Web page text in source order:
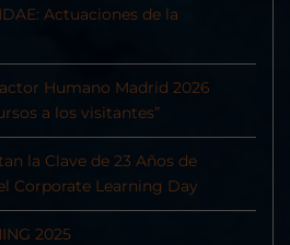
Actuaciones de la
Humano Madrid 2026
a los visitantes”
la Clave de 23 Años de
Corporate Learning Day
2025